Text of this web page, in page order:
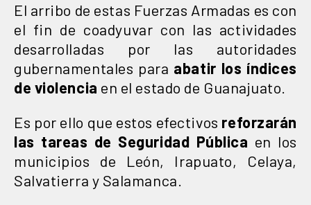
El arribo de estas Fuerzas Armadas es con
el fin de coadyuvar con las actividades
desarrolladas por las autoridades
gubernamentales para abatir los índices
de violencia en el estado de Guanajuato.
Es por ello que estos efectivos reforzarán
las tareas de Seguridad Pública en los
municipios de León, Irapuato, Celaya,
Salvatierra y Salamanca.